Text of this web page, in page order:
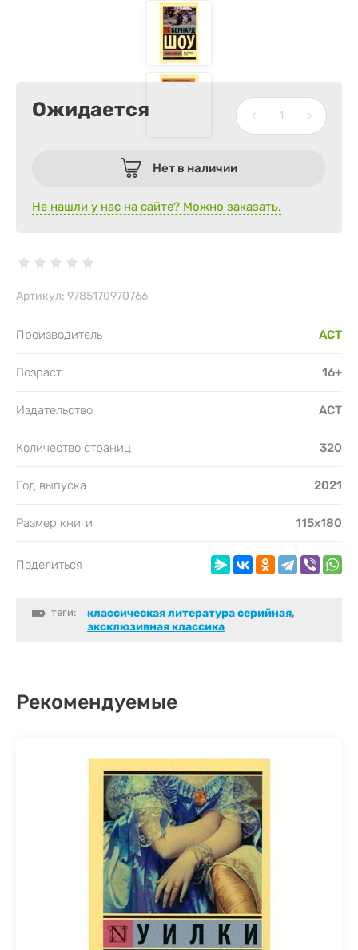
Ожидается
Нет в наличии
Не нашли у нас на сайте? Можно заказать.
Артикул: 9785170970766
Производитель АСТ
Возраст 16+
Издательство АСТ
Количество страниц 320
Год выпуска 2021
Размер книги 115х180
Поделиться
теги: классическая литература серийная,
эксклюзивная классика
Рекомендуемые